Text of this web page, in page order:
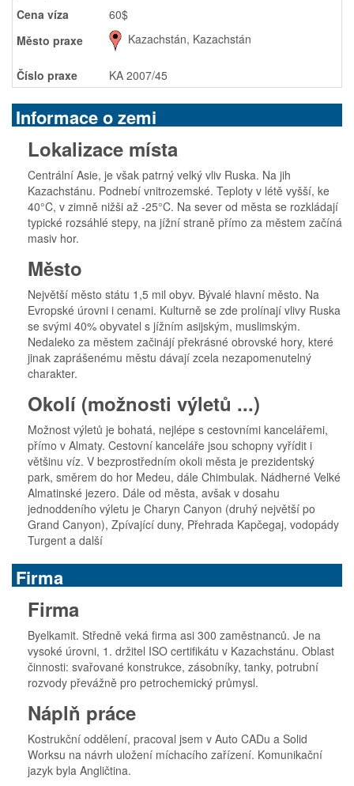
Cena víza
60$
Město praxe
Kazachstán, Kazachstán
Číslo praxe KA 2007/45
Informace o zemi
Lokalizace místa
Centrální Asie, je však patrný velký vliv Ruska. Na jih
Kazachstánu. Podnebí vnitrozemské. Teploty v létě vyšší, ke
40°C, v zimně nižši až -25°C. Na sever od města se rozkládají
typické rozsáhlé stepy, na jížní straně přímo za městem začíná
masiv hor.
Město
Největší město státu 1,5 mil obyv. Bývalé hlavní město. Na
Evropské úrovni i cenami. Kulturně se zde prolínají vlivy Ruska
se svými 40% obyvatel s jížním asijským, muslimským.
Nedaleko za městem začinájí překrásné obrovské hory, které
jinak zaprášenému městu dávají zcela nezapomenutelný
charakter.
Okolí (možnosti výletů ...)
Možnost výletů je bohatá, nejlépe s cestovními kancelářemi,
přímo v Almaty. Cestovní kanceláře jsou schopny vyřídit i
většinu víz. V bezprostředním okoli města je prezidentský
park, směrem do hor Medeu, dále Chimbulak. Nádherné Velké
Almatinské jezero. Dále od města, avšak v dosahu
jednoddeního výletu je Charyn Canyon (druhý největší po
Grand Canyon), Zpívající duny, Přehrada Kapčegaj, vodopády
Turgent a další
Firma
Firma
Byelkamit. Středně veká firma asi 300 zaměstnanců. Je na
vysoké úrovni, 1. držitel ISO certifikátu v Kazachstánu. Oblast
činnosti: svařované konstrukce, zásobníky, tanky, potrubní
rozvody převážně pro petrochemický průmysl.
Náplň práce
Kostrukční oddělení, pracoval jsem v Auto CADu a Solid
Worksu na návrh uložení míchacího zařízení. Komunikační
jazyk byla Angličtina.